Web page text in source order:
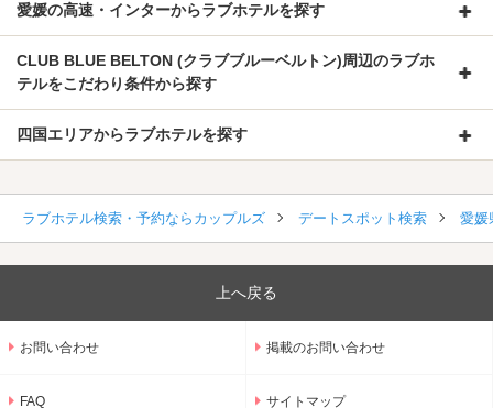
愛媛の高速・インターからラブホテルを探す
CLUB BLUE BELTON (クラブブルーベルトン)周辺のラブホ
テルをこだわり条件から探す
四国エリアからラブホテルを探す
ラブホテル検索・予約ならカップルズ デートスポット検索 愛媛
上へ戻る
お問い合わせ 掲載のお問い合わせ
FAQ サイトマップ